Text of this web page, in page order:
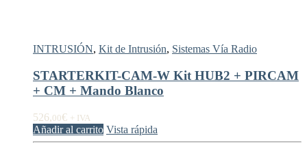
INTRUSIÓN, Kit de Intrusión, Sistemas Vía Radio
STARTERKIT-CAM-W Kit HUB2 + PIRCAM
+ CM + Mando Blanco
526,00€ + IVA
Añadir al carrito Vista rápida